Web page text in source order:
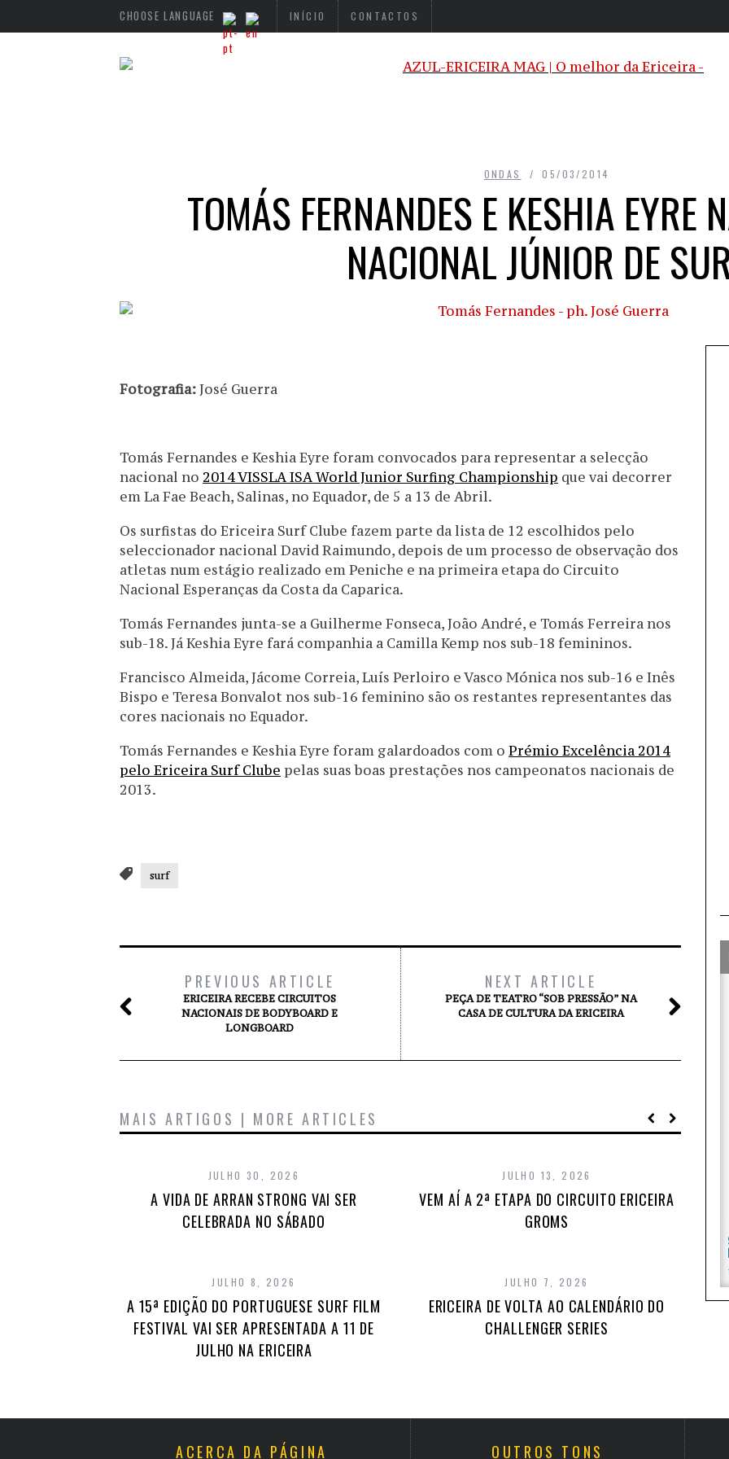
CHOOSE LANGUAGE INÍCIO CONTACTOS
ONDAS 05/03/2014
TOMÁS FERNANDES E KESHIA EYRE
NACIONAL JÚNIOR DE
Fotografia:José Guerra
Tomás Fernandes e Keshia Eyre foram convocados para representar a selecção
nacional no 2014 VISSLA ISA World Junior Surfing Championship que vai decorrer
em La Fae Beach, Salinas, no Equador, de 5 a 13 de Abril.
Os surfistas do Ericeira Surf Clube fazem parte da lista de 12 escolhidos pelo
seleccionador nacional David Raimundo, depois de um processo de observação dos
atletas num estágio realizado em Peniche e na primeira etapa do Circuito
Nacional Esperanças da Costa da Caparica.
Tomás Fernandes junta-se a Guilherme Fonseca, João André, e Tomás Ferreira nos
sub-18. Já Keshia Eyre fará companhia a Camilla Kemp nos sub-18 femininos.
Francisco Almeida, Jácome Correia, Luís Perloiro e Vasco Mónica nos sub-16 e Inês
Bispo e Teresa Bonvalot nos sub-16 feminino são os restantes representantes das
cores nacionais no Equador.
Tomás Fernandes e Keshia Eyre foram galardoados com o Prémio Excelência 2014
pelo Ericeira Surf Clube pelas suas boas prestações nos campeonatos nacionais de
2013.
surf
PREVIOUS ARTICLE
ERICEIRA RECEBE CIRCUITOS
NACIONAIS DE BODYBOARD E
LONGBOARD
NEXT ARTICLE
PEÇA DE TEATRO “SOB PRESSÃO” NA
CASA DE CULTURA DA ERICEIRA
MAIS ARTIGOS | MORE ARTICLES
JULHO 30, 2026
A VIDA DE ARRAN STRONG VAI SER
CELEBRADA NO SÁBADO
JULHO 13, 2026
VEM AÍ A 2ª ETAPA DO CIRCUITO ERICEIRA
GROMS
JULHO 8, 2026
A 15ª EDIÇÃO DO PORTUGUESE SURF FILM
FESTIVAL VAI SER APRESENTADA A 11 DE
JULHO NA ERICEIRA
JULHO 7, 2026
ERICEIRA DE VOLTA AO CALENDÁRIO DO
CHALLENGER SERIES
ACERCA DA PÁGINA OUTROS TONS